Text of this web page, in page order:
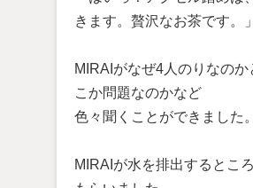
きます。贅沢なお茶です。」
MIRAIがなぜ4人のりなの
こか問題なのかなど
色々聞くことができました。
MIRAIが水を排出するとこ